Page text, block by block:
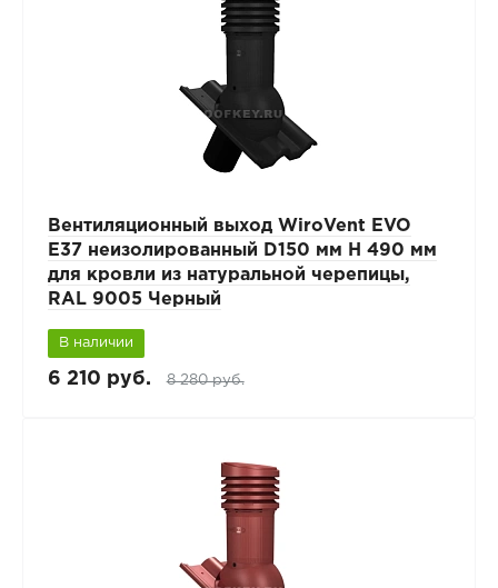
Вентиляционный выход WiroVent EVO
E37 неизолированный D150 мм Н 490 мм
для кровли из натуральной черепицы,
RAL 9005 Черный
В наличии
6 210 руб. 8 280 руб.